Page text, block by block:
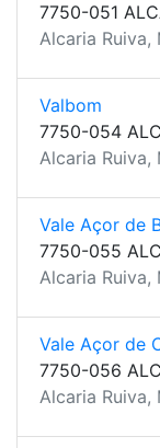
7750-051
Alcaria Ruiva,
Valbom
7750-054
Alcaria Ruiva,
Vale Açor de
7750-055
Alcaria Ruiva,
Vale Açor de
7750-056
Alcaria Ruiva,